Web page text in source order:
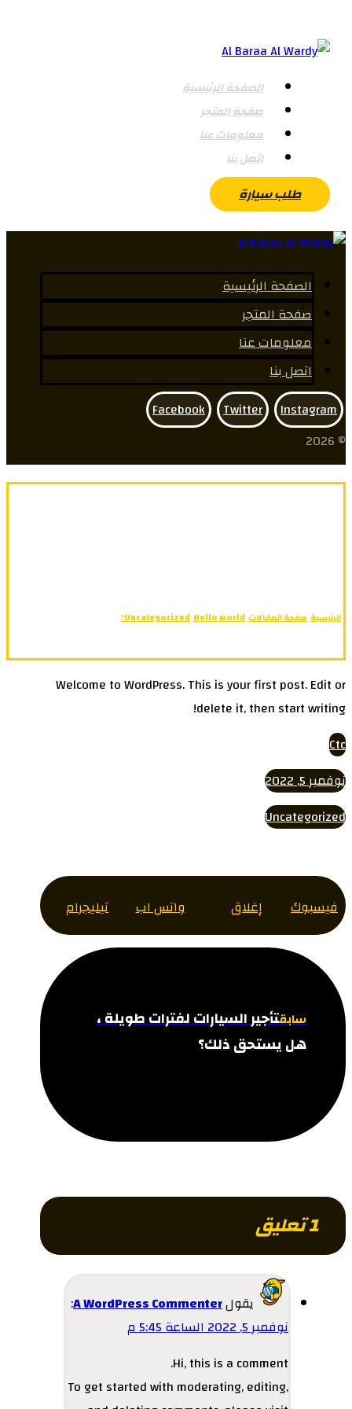
الصفحة الرئيسية
صفحة المتجر
معلومات عنا
اتصل بنا
طلب سيارة
الصفحة الرئيسية
صفحة المتجر
معلومات عنا
اتصل بنا
Facebook
Twitter
Instagram
© 2026
الرئيسية صفحة المقالات Uncategorized Hello world!
Welcome to WordPress. This is your first post. Edit or
delete it, then start writing!
Ctc
نوفمبر 5, 2022
Uncategorized
فيسبوك إغلاق واتس اب تيليجرام
سابقتأجير السيارات لفترات طويلة ،
هل يستحق ذلك؟
1 تعليق
يقولA WordPress Commenter
:
نوفمبر 5, 2022 الساعة 5:45 م
Hi, this is a comment.
To get started with moderating, editing,